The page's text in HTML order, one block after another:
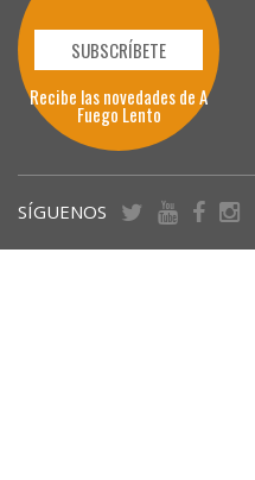
SUBSCRÍBETE
Recibe las novedades de A
Fuego Lento
SÍGUENOS